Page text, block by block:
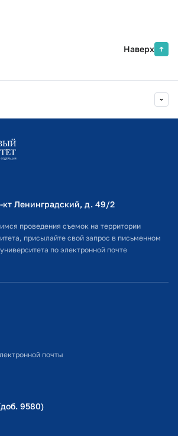
Наверх
портал
электронной почты
РФ
и высшего образования РФ
кт Ленинградский, д. 49/2​
проведения съемок на территории
присылайте свой запрос в письменном
университета по электронной почте
почты
9580)